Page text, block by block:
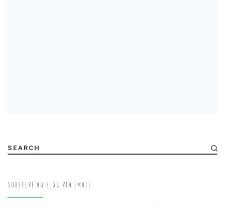
SEARCH
SUBSCEVE AO BLOG VIA EMAIL